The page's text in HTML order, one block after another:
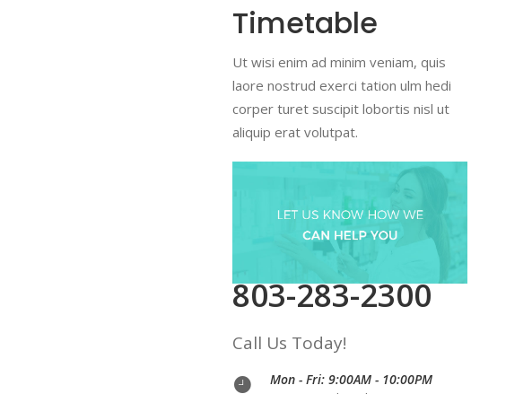
Timetable
Ut wisi enim ad minim veniam, quis
laore nostrud exerci tation ulm hedi
corper turet suscipit lobortis nisl ut
aliquip erat volutpat.
803-283-2300
Call Us Today!
Mon - Fri: 9:00AM - 10:00PM